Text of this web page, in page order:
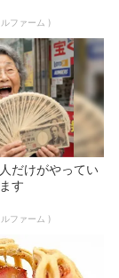
ファーム )
だけがやってい
す
ファーム )